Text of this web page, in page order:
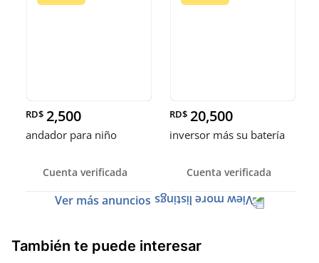
RD$ 2,500
andador para niño
Cuenta verificada
RD$ 20,500
inversor más su batería
Cuenta verificada
Ver más anuncios
También te puede interesar